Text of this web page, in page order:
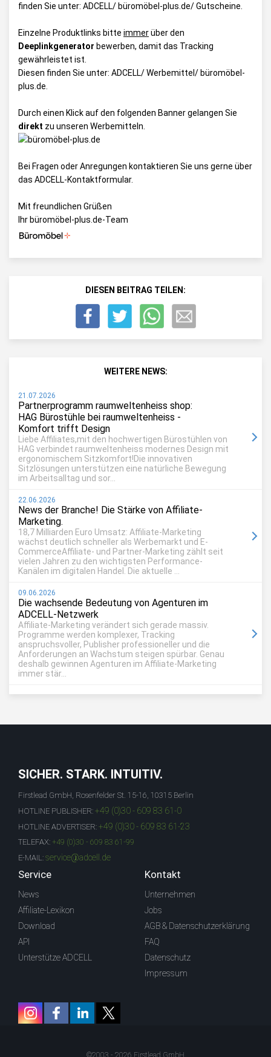
finden Sie unter: ADCELL/ büromöbel-plus.de/ Gutscheine
Einzelne Produktlinks bitte immerüber den
Deeplinkgenerator bewerben, damit das Tracking
gewährleistet ist.
Diesen finden Sie unter: ADCELL/ Werbemittel/ büromöbel-
plus.de
Durch einen Klick auf den folgenden Banner gelangen Sie
direkt zu unseren Werbemitteln.
Bei Fragen oder Anregungen kontaktieren Sie uns gerne über
das ADCELL-Kontaktformular.
Mit freundlichen Grüßen
Ihr büromöbel-plus.de-Team
DIESEN BEITRAG TEILEN:
WEITERE NEWS:
21.07.2026
Partnerprogramm raumweltenheiss shop:
HAG Bürostühle bei raumweltenheiss -
Komfort trifft Design
Liebe Affiliates,mit den hochwertigen Bürostühlen von
HAG verbindet raumweltenheiss modernes Design mit
ergonomischem Sitzkomfort!Die innovativen
Sitzlösungen unterstützen eine natürliche Bewegung
im Arbeitsalltag und sor...
22.06.2026
News der Branche! Die Stärke von Affiliate-
Marketing.
18,7 Milliarden Euro Umsatz: Affiliate-Marketing
wächst deutlich schneller als Werbemarkt und E-
CommerceAffiliate- und Partner-Marketing zählt seit
vielen Jahren zu den wichtigsten Performance-
Kanälen im digitalen Handel. Die aktuelle ...
09.06.2026
Die wachsende Bedeutung von Agenturen im
ADCELL-Netzwerk
Affiliate-Marketing verändert sich gerade massiv.
Programme werden komplexer, Tracking
anspruchsvoller, Publisher professioneller und die
Anforderungen an Wachstum steigen spürbar. Genau
deshalb gewinnen Agenturen im Affiliate-Marketing
immer stär...
SICHER. STARK. INTUITIV.
Firstlead GmbH, Rosenfelder St. 15-16, 10315 Berlin
HOTLINE PUBLISHER: +49 (0)30 - 609 83 61-0
HOTLINE ADVERTISER: +49 (0)30 - 609 83 61-23
TELEFAX: +49 (0)30 - 609 83 61-99
E-MAIL: service@adcell.de
Service
News
Affiliate-Lexikon
Download
API
Unterstütze ADCELL
Kontakt
Unternehmen
Jobs
AGB & Datenschutzerklärung
FAQ
Datenschutz
Impressum
©2003 - 2026 Firstlead GmbH